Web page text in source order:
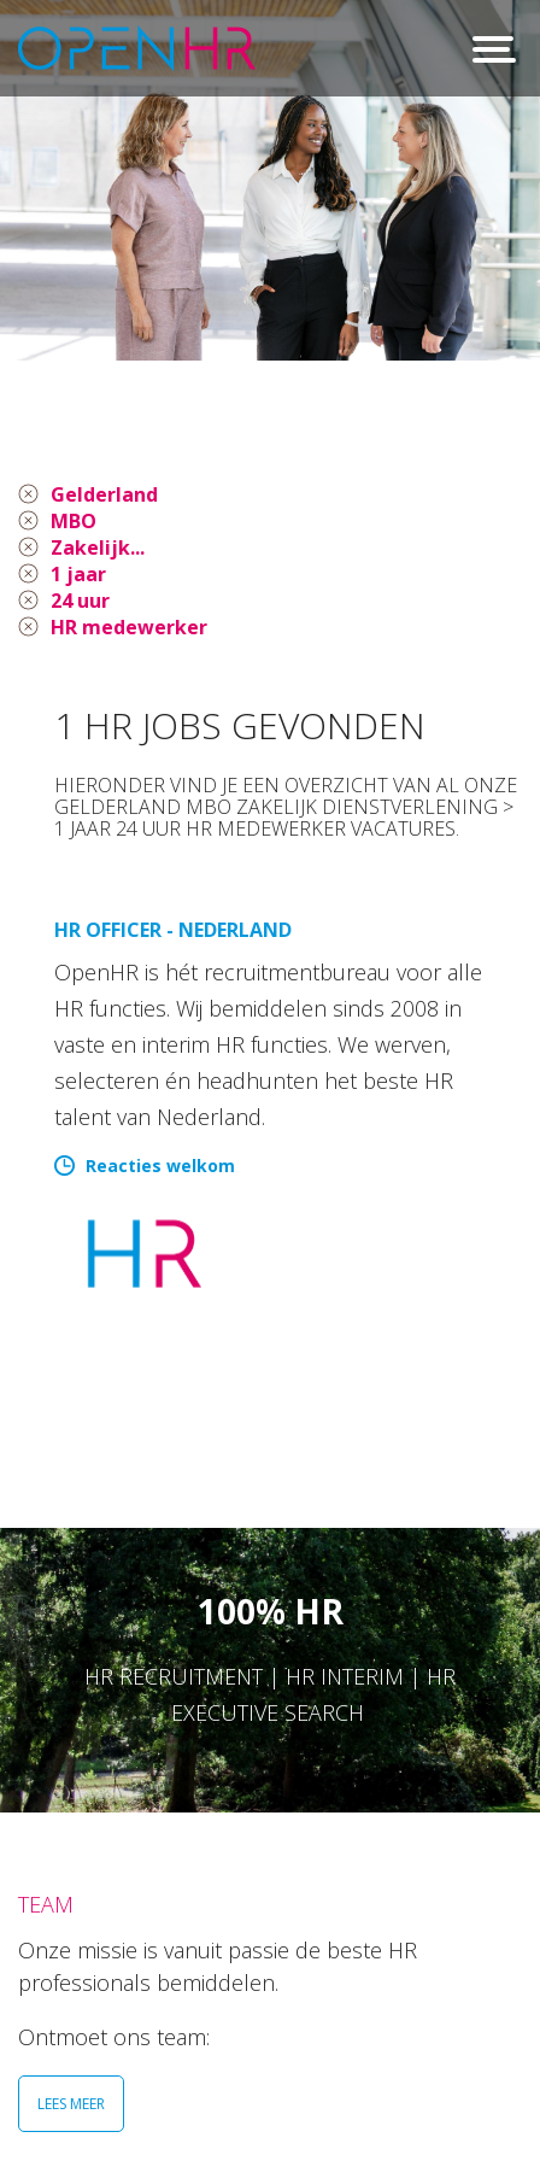
Gelderland
MBO
Zakelijk...
1 jaar
24 uur
HR medewerker
1 HR JOBS GEVONDEN
HIERONDER VIND JE EEN OVERZICHT VAN AL ONZE
GELDERLAND MBO ZAKELIJK DIENSTVERLENING >
1 JAAR 24 UUR HR MEDEWERKER VACATURES.
HR OFFICER - NEDERLAND
OpenHR is hét recruitmentbureau voor alle
HR functies. Wij bemiddelen sinds 2008 in
vaste en interim HR functies. We werven,
selecteren én headhunten het beste HR
talent van Nederland.
Reacties welkom
100% HR
HR RECRUITMENT | HR INTERIM | HR
EXECUTIVE SEARCH
TEAM
Onze missie is vanuit passie de beste HR
professionals bemiddelen.
Ontmoet ons team:
LEES MEER